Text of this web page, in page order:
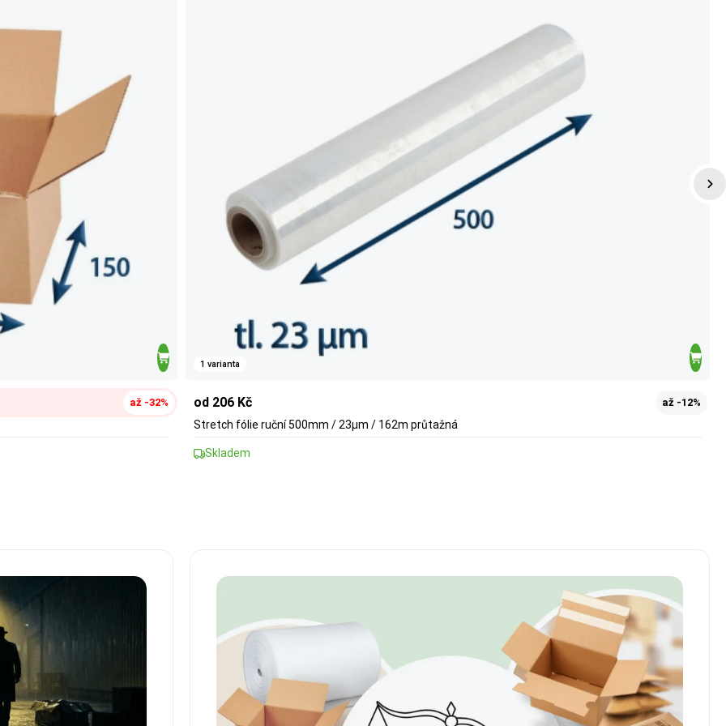
až -32%
1 varianta
od 206 Kč až -12%
Stretch fólie ruční 500mm / 23µm / 162m průtažná
Skladem